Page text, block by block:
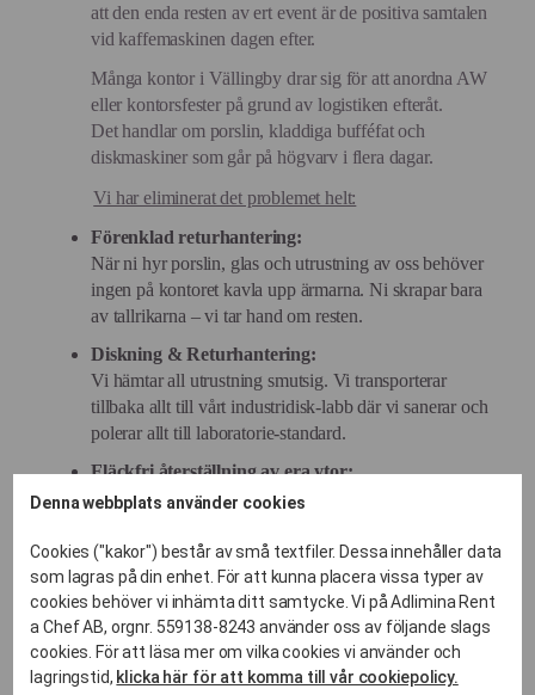
att den enda resten av ert event är de positiva samtalen
vid kaffemaskinen dagen efter.
Många kontor i Vällingby drar sig för att anordna AW
eller kontorsfester på grund av logistiken efteråt.
Det handlar om porslin, kladdiga bufféfat och
diskmaskiner som går på högvarv i flera dagar.
Vi har eliminerat det problemet helt:
Förenklad returhantering:
När ni hyr porslin, glas och utrustning av oss behöver
ingen på kontoret kavla upp ärmarna. Ni skrapar bara
av tallrikarna – vi tar hand om resten.
Diskning & Returhantering:
Vi hämtar all utrustning smutsig. Vi transporterar
tillbaka allt till vårt industridisk-labb där vi sanerar och
polerar allt till laboratorie-standard.
Fläckfri återställning av era ytor:
Har ni bokat personal eller "Rent a Chef"? Då lämnar
kontoret att se mer representativt ut än när vi kom.
Smidig logistik:
Vi synkar hämtningen av disken så att den försvinner
från kontoret tidigt nästa arbetsdag. Ingen behöver se
gårdagens rester vid morgonmötet.
Denna webbplats använder cookies
Cookies ("kakor") består av små textfiler. Dessa innehåller data
som lagras på din enhet. För att kunna placera vissa typer av
cookies behöver vi inhämta ditt samtycke. Vi på Adlimina Rent
a Chef AB, orgnr. 559138-8243 använder oss av följande slags
cookies. För att läsa mer om vilka cookies vi använder och
lagringstid, klicka här för att komma till vår cookiepolicy.